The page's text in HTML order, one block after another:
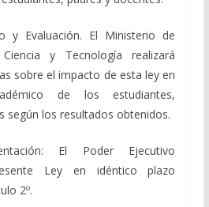
y Evaluación. El Ministerio de
y Tecnología realizará
sobre el impacto de esta ley en
de los estudiantes,
según los resultados obtenidos.
El Poder Ejecutivo
Ley en idéntico plazo
2º.